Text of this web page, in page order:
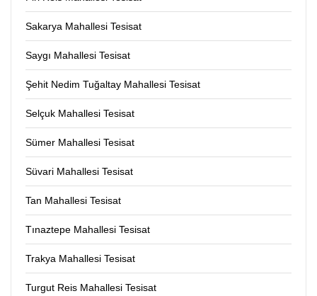
Sakarya Mahallesi Tesisat
Saygı Mahallesi Tesisat
Şehit Nedim Tuğaltay Mahallesi Tesisat
Selçuk Mahallesi Tesisat
Sümer Mahallesi Tesisat
Süvari Mahallesi Tesisat
Tan Mahallesi Tesisat
Tınaztepe Mahallesi Tesisat
Trakya Mahallesi Tesisat
Turgut Reis Mahallesi Tesisat